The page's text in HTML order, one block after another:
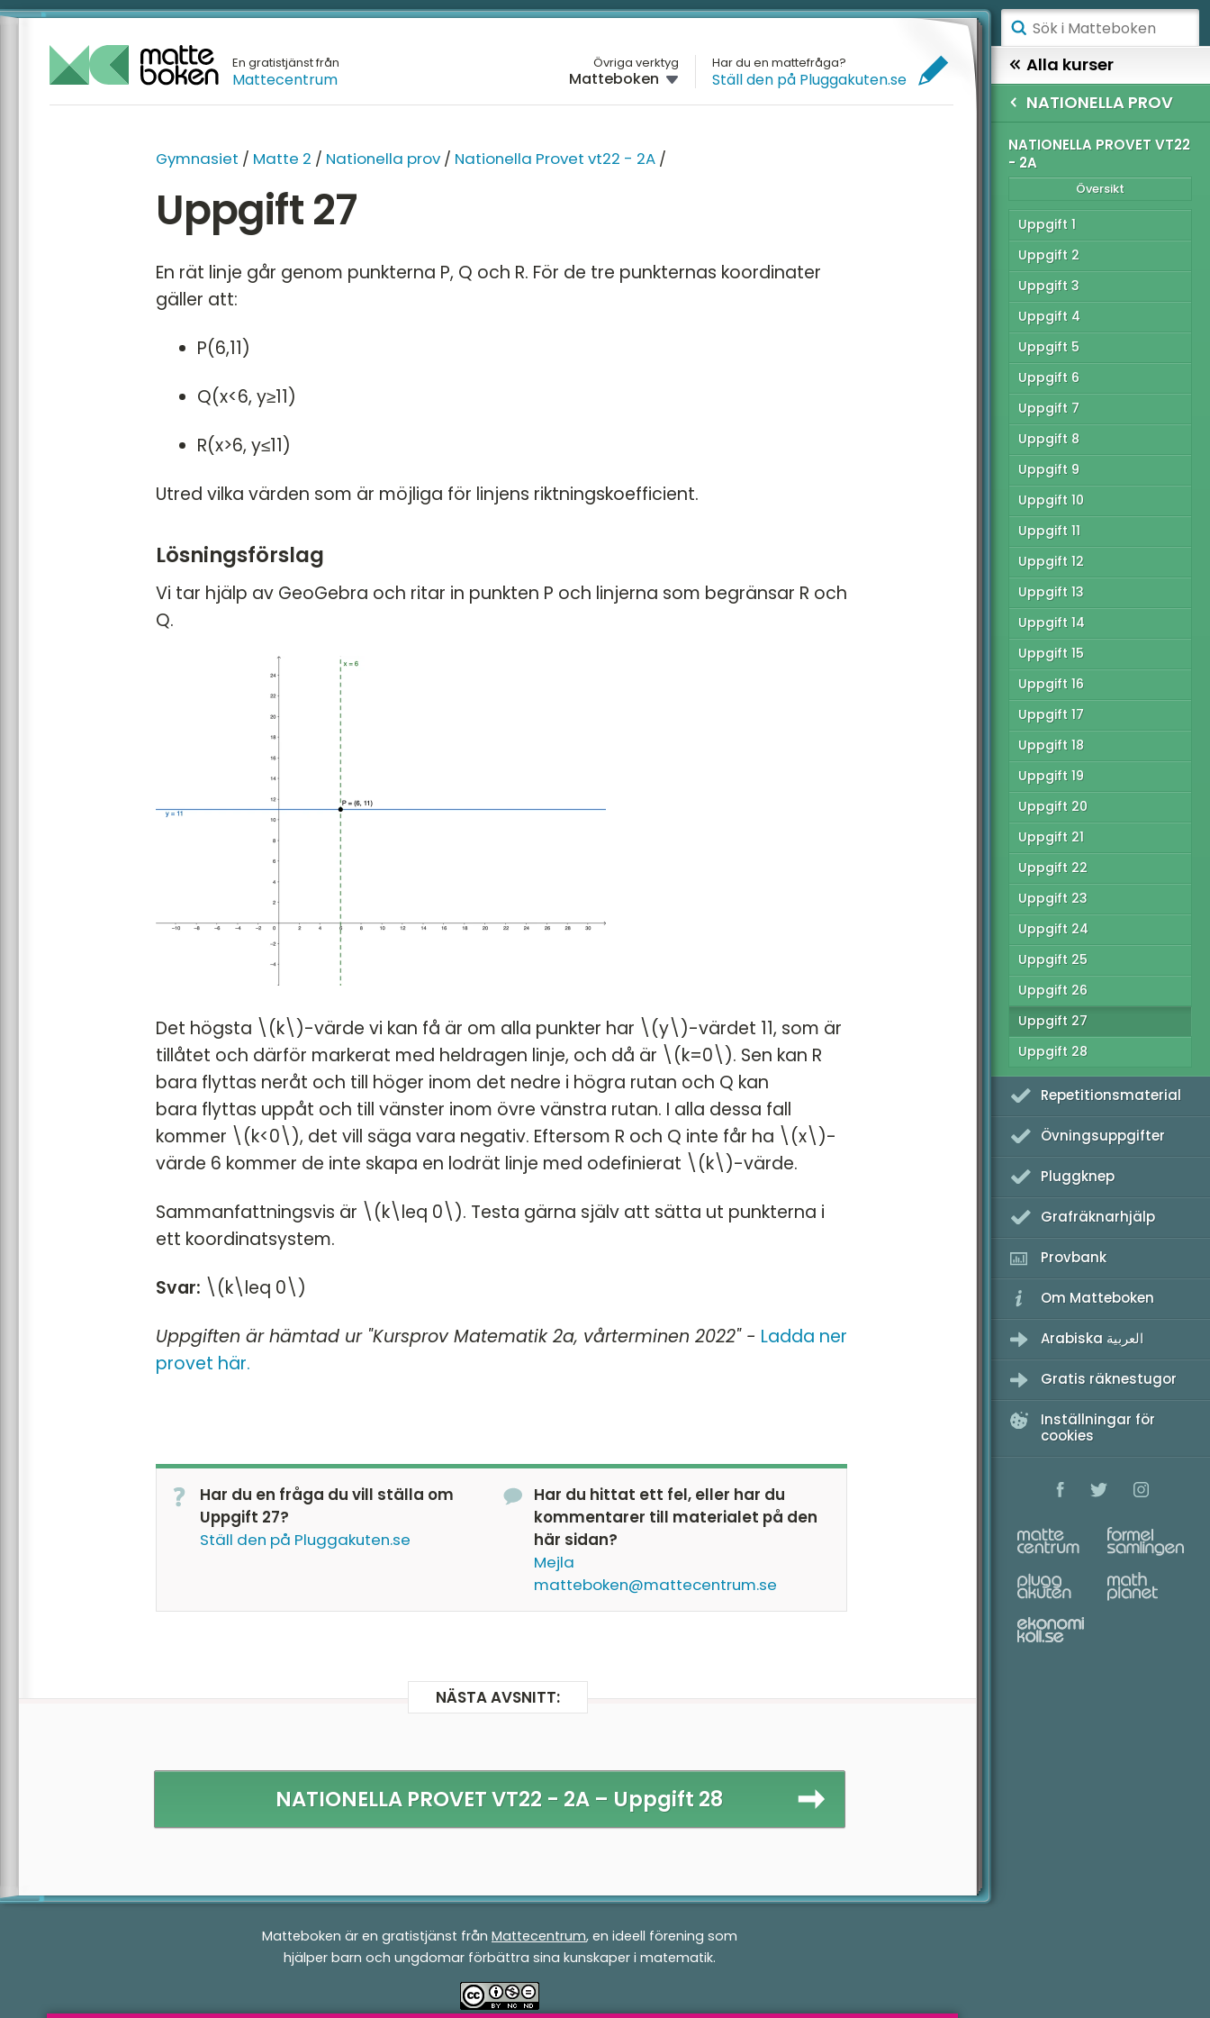
En gratistjänst från
Mattecentrum
Har du en mattefråga?
Ställ den på Pluggakuten.se
Övriga verktyg
Matteboken
Gymnasiet / Matte 2 / Nationella prov / Nationella Provet vt22 - 2A /
Uppgift 27
En rät linje går genom punkterna P, Q och R. För de tre punkternas koordinater
gäller att:
P(6,11)
Q(x<6, y≥11)
R(x>6, y≤11)
Utred vilka värden som är möjliga för linjens riktningskoefficient.
Lösningsförslag
Vi tar hjälp av GeoGebra och ritar in punkten P och linjerna som begränsar R och
Q.
Det högsta \(k\)-värde vi kan få är om alla punkter har \(y\)-värdet 11, som är
tillåtet och därför markerat med heldragen linje, och då är \(k=0\). Sen kan R
bara flyttas neråt och till höger inom det nedre i högra rutan och Q kan
bara flyttas uppåt och till vänster inom övre vänstra rutan. I alla dessa fall
kommer \(k<0\), det vill säga vara negativ. Eftersom R och Q inte får ha \(x\)-
värde 6 kommer de inte skapa en lodrät linje med odefinierat \(k\)-värde.
Sammanfattningsvis är \(k\leq 0\). Testa gärna själv att sätta ut punkterna i
ett koordinatsystem.
Svar: \(k\leq 0\)
Uppgiften är hämtad ur "Kursprov Matematik 2a, vårterminen 2022" - Ladda ner
provet här.
Har du en fråga du vill ställa om
Uppgift 27?
Ställ den på Pluggakuten.se
Har du hittat ett fel, eller har du
kommentarer till materialet på den
här sidan?
Mejla
matteboken@mattecentrum.se
NÄSTA AVSNITT:
NATIONELLA PROVET VT22 - 2A – Uppgift 28
LÅGSTADIET
MELLANSTADIET
Alla kurser
GYMNASIET
Matte 2
GYMNASIET
Översikt
MATTE 2 NATIONELLA PROV
NATIONELLA PROVET VT22
- 2A
Översikt
Uppgift 1
Uppgift 2
Uppgift 3
Uppgift 4
Uppgift 5
Uppgift 6
Uppgift 7
Uppgift 8
Uppgift 9
Uppgift 10
Uppgift 11
Uppgift 12
Uppgift 13
Uppgift 14
Uppgift 15
Uppgift 16
Uppgift 17
Uppgift 18
Uppgift 19
Uppgift 20
Uppgift 21
Uppgift 22
Uppgift 23
Uppgift 24
Uppgift 25
Uppgift 26
Uppgift 27
Uppgift 28
Repetitionsmaterial
Övningsuppgifter
Pluggknep
Grafräknarhjälp
Provbank
Om Matteboken
Arabiska العربية
Gratis räknestugor
Inställningar för
cookies
Nationella provet vt22 -
2B
Blandade exempel
Matte 4
Matteboken är en gratistjänst från Mattecentrum, en ideell förening som
hjälper barn och ungdomar förbättra sina kunskaper i matematik.